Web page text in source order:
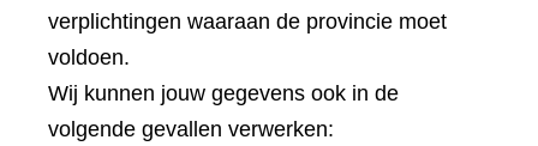
verplichtingen waaraan de provincie moet
voldoen.
Wij kunnen jouw gegevens ook in de
volgende gevallen verwerken: